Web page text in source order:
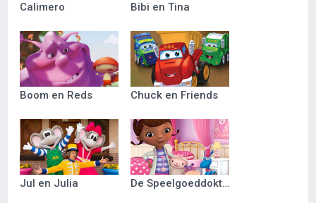
Calimero Bibi en Tina
Boom en Reds Chuck en Friends
Jul en Julia De Speelgoeddokter